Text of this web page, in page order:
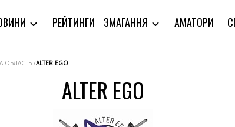
РЕЙТИНГИ ЗМАГАННЯ АМАТОРИ
ОБЛАСТЬ /ALTER EGO
ALTER EGO